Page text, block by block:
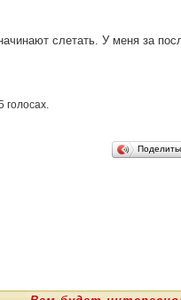
слетать. У меня за
голосах.